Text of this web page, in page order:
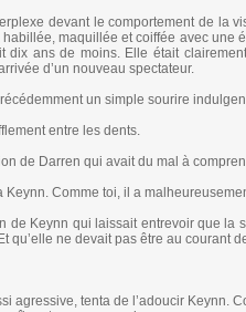
devant le comportement de la
maquillée et coiffée avec
ans de moins. Elle était
d’un nouveau spectateur.
un simple sourire
entre les dents.
de Darren qui avait du mal à
Comme toi, il a
de Keynn qui laissait entrevoir que
qu’elle ne devait pas être au courant
agressive, tenta de l’adoucir Keynn.